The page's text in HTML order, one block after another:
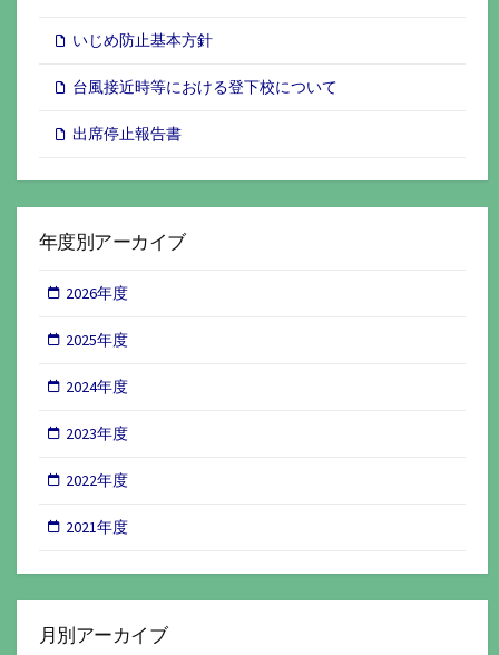
いじめ防止基本方針
台風接近時等における登下校について
出席停止報告書
年度別アーカイブ
2026年度
2025年度
2024年度
2023年度
2022年度
2021年度
月別アーカイブ